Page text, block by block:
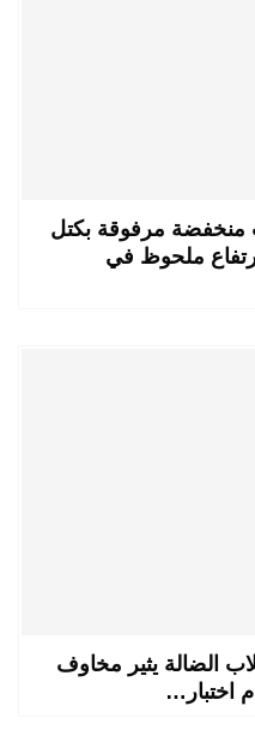
مرفوقة بكتل
ملحوظ في
الضالة يثير مخاوف
اختبار…